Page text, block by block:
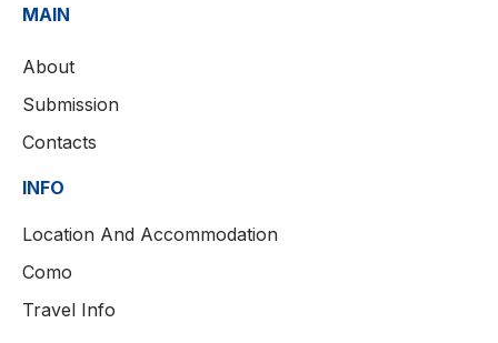
MAIN
About
Submission
Contacts
INFO
Location And Accommodation
Como
Travel Info